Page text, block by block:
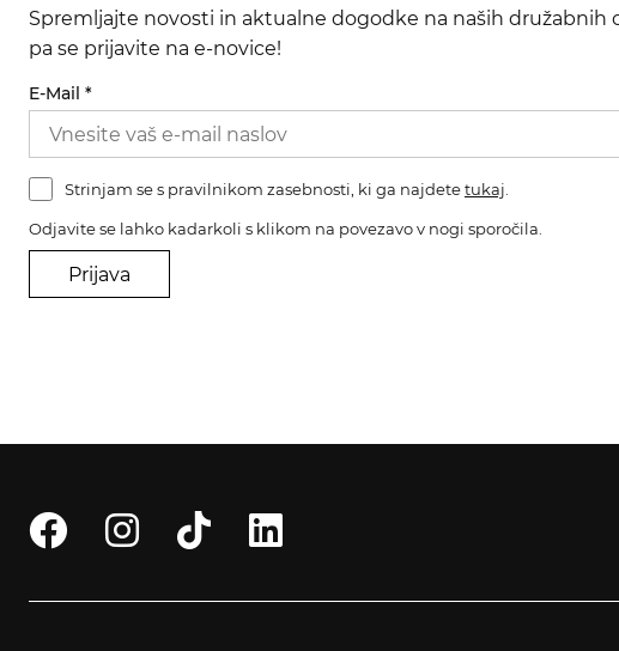
Spremljajte novosti in aktualne dogodke na naših družabnih
pa se prijavite na e-novice!
E-Mail *
Strinjam se s pravilnikom zasebnosti, ki ga najdetetukaj
Odjavite se lahko kadarkoli s klikom na povezavo v nogi sporočila.